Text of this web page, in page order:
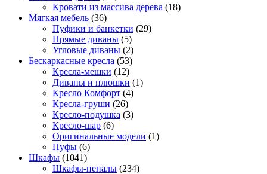
Кровати из массива дерева (18)
Мягкая мебель (36)
Пуфики и банкетки (29)
Прямые диваны (5)
Угловые диваны (2)
Бескаркасные кресла (53)
Кресла-мешки (12)
Диваны и плюшки (1)
Кресло Комфорт (4)
Кресла-груши (26)
Кресло-подушка (3)
Кресло-шар (6)
Оригинальные модели (1)
Пуфы (6)
Шкафы (1041)
Шкафы-пеналы (234)